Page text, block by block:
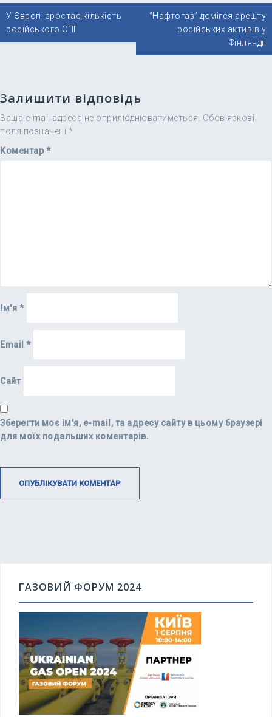
Навігація
записів
У Європі зростає кількість
російського СПГ
“Нафтогаз” домігся арешту
російських активів у
Фінляндії
Залишити відповідь
Ваша e-mail адреса не оприлюднюватиметься.
Обов’язкові
поля позначені *
Коментар *
Ім'я *
Email *
Сайт
Зберегти моє ім'я, e-mail, та адресу сайту в цьому браузері
для моїх подальших коментарів.
ГАЗОВИЙ ФОРУМ 2024